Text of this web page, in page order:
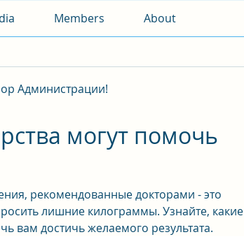
Members About
Администрации!
могут помочь
рекомендованные докторами - это
лишние килограммы. Узнайте, какие
вам достичь желаемого результата.